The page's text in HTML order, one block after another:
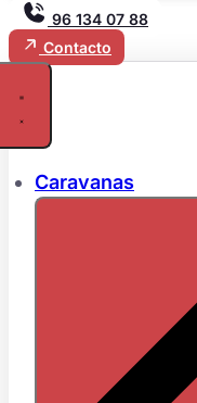
96 134 07 88
Contacto
Caravanas